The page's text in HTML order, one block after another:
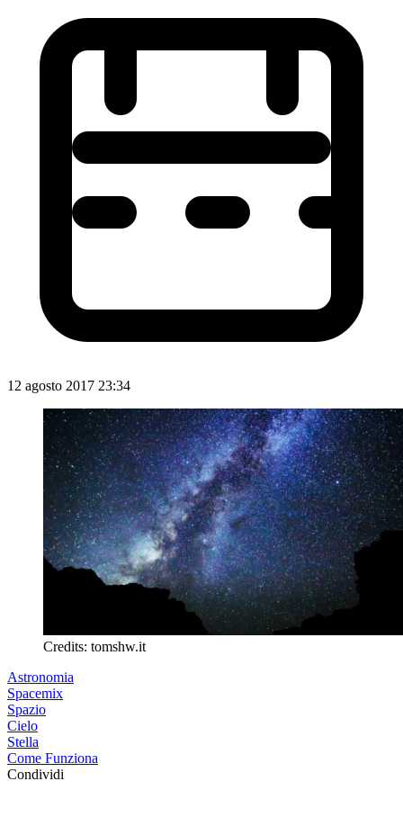
12 agosto 2017 23:34
Credits: tomshw.it
Astronomia
Spacemix
Spazio
Cielo
Stella
Come Funziona
Condividi